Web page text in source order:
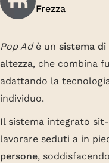
Frezza
Pop Adè un sistema
altezza, che combina
adattando la
individuo.
Il sistema integrato
lavorare seduti a in
persone,